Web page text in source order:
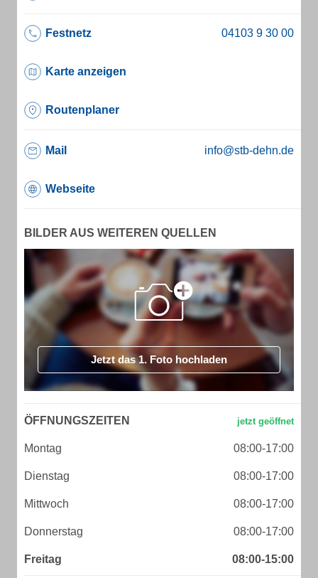
Festnetz
Karte anzeigen
Routenplaner
Mail info@stb-dehn.de
Webseite
BILDER AUS WEITEREN QUELLEN
Jetzt das 1. Foto hochladen
ÖFFNUNGSZEITEN
Montag 08:00-17:00
Dienstag 08:00-17:00
Mittwoch 08:00-17:00
Donnerstag 08:00-17:00
Freitag 08:00-15:00